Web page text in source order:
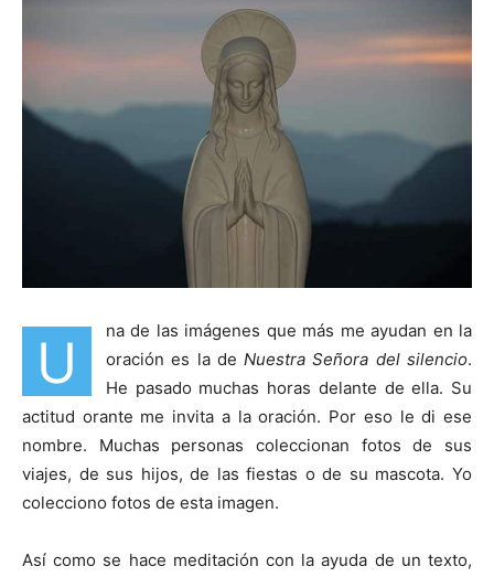
U
na de las imágenes que más me ayudan en la
oración es la deNuestra Señora del silencio.
He pasado muchas horas delante de ella. Su
actitud orante me invita a la oración. Por eso le di ese
nombre. Muchas personas coleccionan fotos de sus
viajes, de sus hijos, de las fiestas o de su mascota. Yo
colecciono fotos de esta imagen.
Así como se hace meditación con la ayuda de un texto,